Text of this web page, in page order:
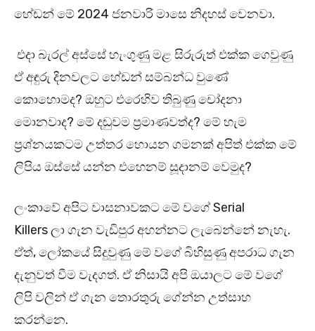
හේඩන් මේ 2024 ජනවාරි මාසෙ නිදහස් වෙනවා.
එදා බැරල් අස්සේ හැංගුණු මළ සිරුරුත් එක්ක ගෙවුණු
ඒ අඳුරු දිනවලට හේඩන් සම්බන්ධ වුණේ
කොහොමද? ඔහුට එරෙහිව තිබුණු චෝදනා
මොනවාද? මේ දඬුවම ප්‍රමාණවත්ද? මේ හැම
ප්‍රශ්නයකටම උත්තර හොයන ගමනක් අපිත් එක්ක මේ
ලිපිය ඔස්සේ යන්න එහෙනම් සූදානම් වෙමුද?
ලංකාවේ අපිට වාසනාවකට මේ වගේ Serial
Killers ලා ගැන වැඩිපුර අහන්නට ලැබෙන්නේ නැහැ.
ඒත්, ලෝකයේ සිදුවුණු මේ වගේ බිහිසුණු අපරාධ ගැන
දැනුවත් වීම වැදගත්. ඒ නිසායි අපි ඔයාලට මේ වගේ
ලිපි වලින් ඒ ගැන තොරතුරු ගේන්න උත්සාහ
කරන්නෙ.